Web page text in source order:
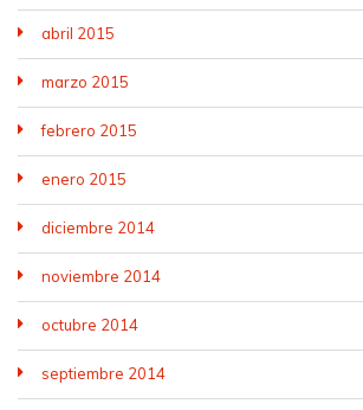
abril 2015
marzo 2015
febrero 2015
enero 2015
diciembre 2014
noviembre 2014
octubre 2014
septiembre 2014